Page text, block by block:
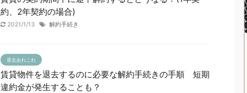
約、2年契約の場合)
2021/1/13 解約手続き
退去あれこれ
賃貸物件を退去するのに必要な解約手続きの手順 短期
違約金が発生することも？